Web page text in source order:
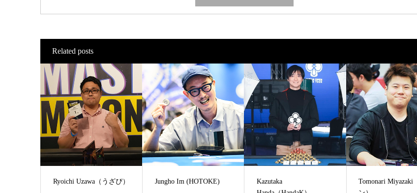
Related posts
Ryoichi Uzawa（うざぴ） Jungho Im (HOTOKE)
Kazutaka
Tomonari Miyazaki